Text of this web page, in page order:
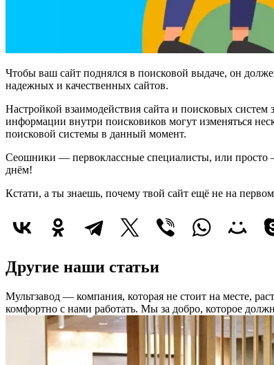
Чтобы ваш сайт поднялся в поисковой выдаче, он
надежных и качественных сайтов.
Настройкой взаимодействия сайта и поисковых
информации внутри поисковиков могут изменяться
поисковой системы в данный момент.
Сеошники — первоклассные специалисты, или просто
днём!
Кстати, а ты знаешь, почему твой сайт ещё не на
Другие наши статьи
Мультзавод — компания, которая не стоит на месте,
комфортно с нами работать. Мы за добро, которое